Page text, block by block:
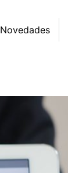
Novedades